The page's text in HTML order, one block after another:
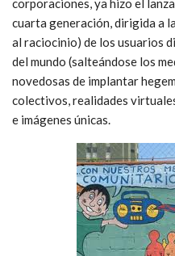
cuarta generación, dirigida a
al raciocinio) de los usuarios
del mundo (salteándose los
novedosas de implantar
colectivos, realidades
e imágenes únicas.